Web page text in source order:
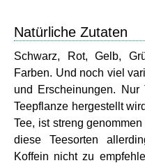
Natürliche Zutaten
Schwarz, Rot, Gelb,
Farben. Und noch viel
und Erscheinungen.
Teepflanze hergestellt
Tee, ist streng
diese Teesorten
Koffein nicht zu